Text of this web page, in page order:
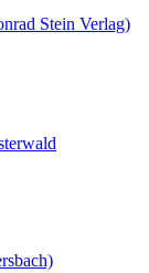
Stein Verlag)